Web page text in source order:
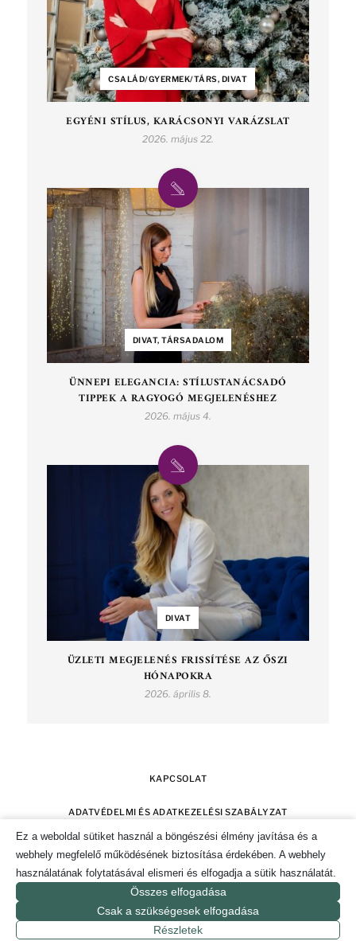
CSALÁD/GYERMEK/TÁRS, DIVAT
EGYÉNI STÍLUS, KARÁCSONYI VARÁZSLAT
2026. május 22.
DIVAT, TÁRSADALOM
ÜNNEPI ELEGANCIA: STÍLUSTANÁCSADÓ
TIPPEK A RAGYOGÓ MEGJELENÉSHEZ
2026. május 4.
DIVAT
ÜZLETI MEGJELENÉS FRISSÍTÉSE AZ ŐSZI
HÓNAPOKRA
2026. április 8.
KAPCSOLAT
ADATVÉDELMI ÉS ADATKEZELÉSI SZABÁLYZAT
IMPRESSZUM
SÜTI TÁJÉKOZTATÓ ÉS HOZZÁJÁRULÁS KEZELÉSE
© 2019-2026. CSAK POZITÍVAN MAGAZIN.
Ez a weboldal sütiket használ a böngészési élmény javítása és a
webhely megfelelő működésének biztosítása érdekében. A webhely
használatának folytatásával elismeri és elfogadja a sütik használatát.
Összes elfogadása
Csak a szükségesek elfogadása
Részletek